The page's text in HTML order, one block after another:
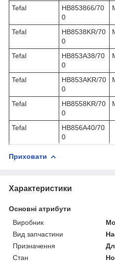
Tefal
HB853866/70
0
Tefal
HB8538KR/70
0
Tefal
HB853A38/70
0
Tefal
HB853AKR/70
0
Tefal
HB8558KR/70
0
Tefal
HB856A40/70
0
Приховати
Характеристики
Основні атрибути
Виробник
Вид запчастини
Призначення
Стан